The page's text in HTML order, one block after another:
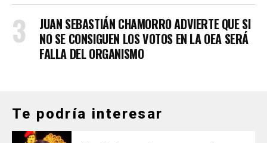
JUAN SEBASTIÁN CHAMORRO ADVIERTE QUE SI
NO SE CONSIGUEN LOS VOTOS EN LA OEA SERÁ
FALLA DEL ORGANISMO
Te podría interesar